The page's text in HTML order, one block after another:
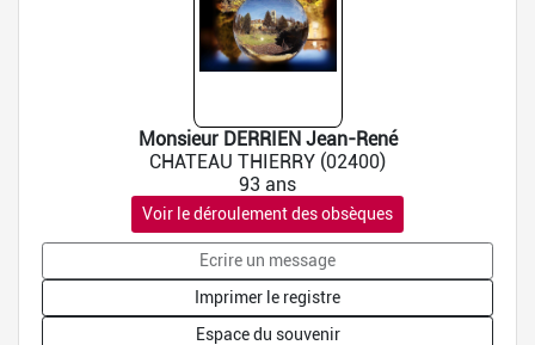
Monsieur DERRIEN Jean-René
CHATEAU THIERRY (02400)
93 ans
Voir le déroulement des obsèques
Ecrire un message
Imprimer le registre
Espace du souvenir